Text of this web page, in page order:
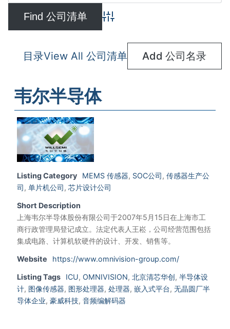
Advanced Search
目录View All 公司清单 Add 公司名录
韦尔半导体
Listing Category MEMS 传感器, SOC公司 , 传感器生产公
司 , 单片机公司 , 芯片设计公司
Short Description
上海韦尔半导体股份有限公司于2007年5月15日在上海市工
商行政管理局登记成立。法定代表人王崧，公司经营范围包括
集成电路、计算机软硬件的设计、开发、销售等。
Website https://www.omnivision-group.com/
Listing Tags ICU, OMNIVISION, 北京清芯华创 , 半导体设
计, 图像传感器, 图形处理器, 处理器, 嵌入式平台, 无晶圆厂半
导体企业, 豪威科技, 音频编解码器